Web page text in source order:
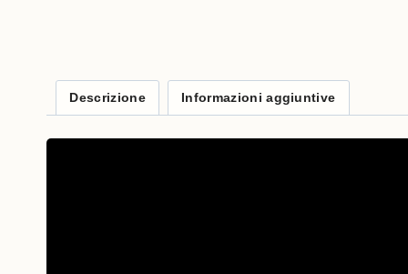
Descrizione Informazioni aggiuntive